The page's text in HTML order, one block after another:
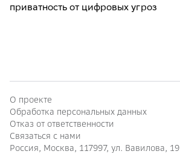
приватность от цифровых угроз
О проекте
Обработка персональных данных
Отказ от ответственности
Связаться с нами
Россия, Москва, 117997, ул. Вавилова, 19